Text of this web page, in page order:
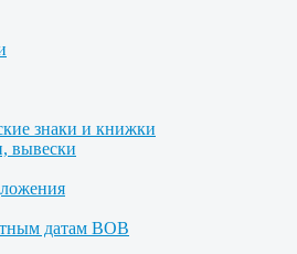
знаки и книжки
вывески
датам ВОВ